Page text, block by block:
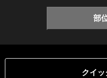
部
クイッ